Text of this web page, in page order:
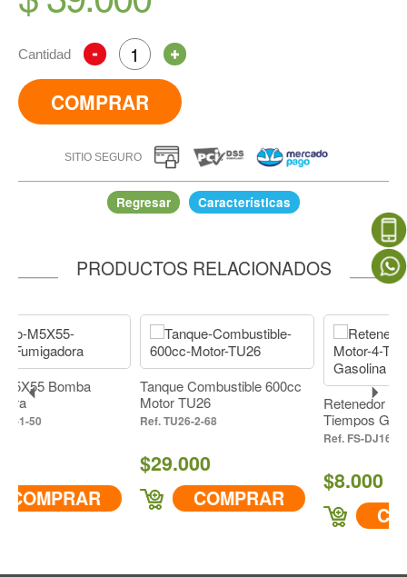
Cantidad
COMPRAR
SITIO SEGURO
Regresar Características
Tapa Volante Fumigadora A Motor
IR A COMPRAR
PRODUCTOS RELACIONADOS
Tanque Combustible 600cc
Motor TU26
TU26-2-68
$29.000
COMPRAR
Retenedor Carter
Tiempos Gasolina
FS-DJ160-2-05
$8.000